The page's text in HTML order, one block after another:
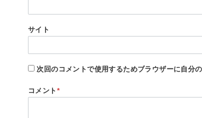
サイト
次回のコメントで使用するためブラウザーに自分
コメント*